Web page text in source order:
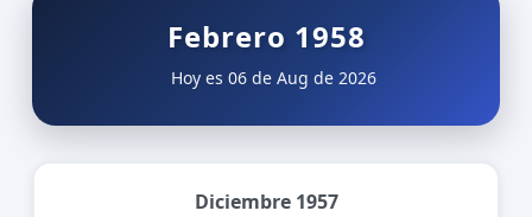
Febrero 1958
Hoy es 06 de Aug de 2026
Diciembre 1957